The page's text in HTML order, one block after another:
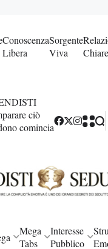
Conoscenza
Libera
Sorgente
Viva
Chiare
ciò
comincia
Mega
Tabs
Interesse
Pubblico